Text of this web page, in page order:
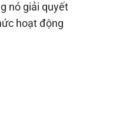
nó giải quyết
hoạt động